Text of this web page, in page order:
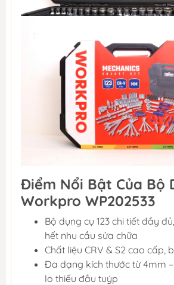
Điểm Nổi Bật Của Bộ
Workpro WP202533
Bộ dụng cụ 123 chi tiết đầy
hết nhu cầu sửa chữa
Chất liệu CRV & S2 cao cấp,
Đa dạng kích thước từ 4mm
lo thiếu đầu tuýp